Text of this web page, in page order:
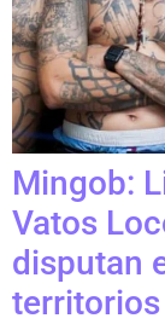
Mingob:
Vatos
disputan
territorios